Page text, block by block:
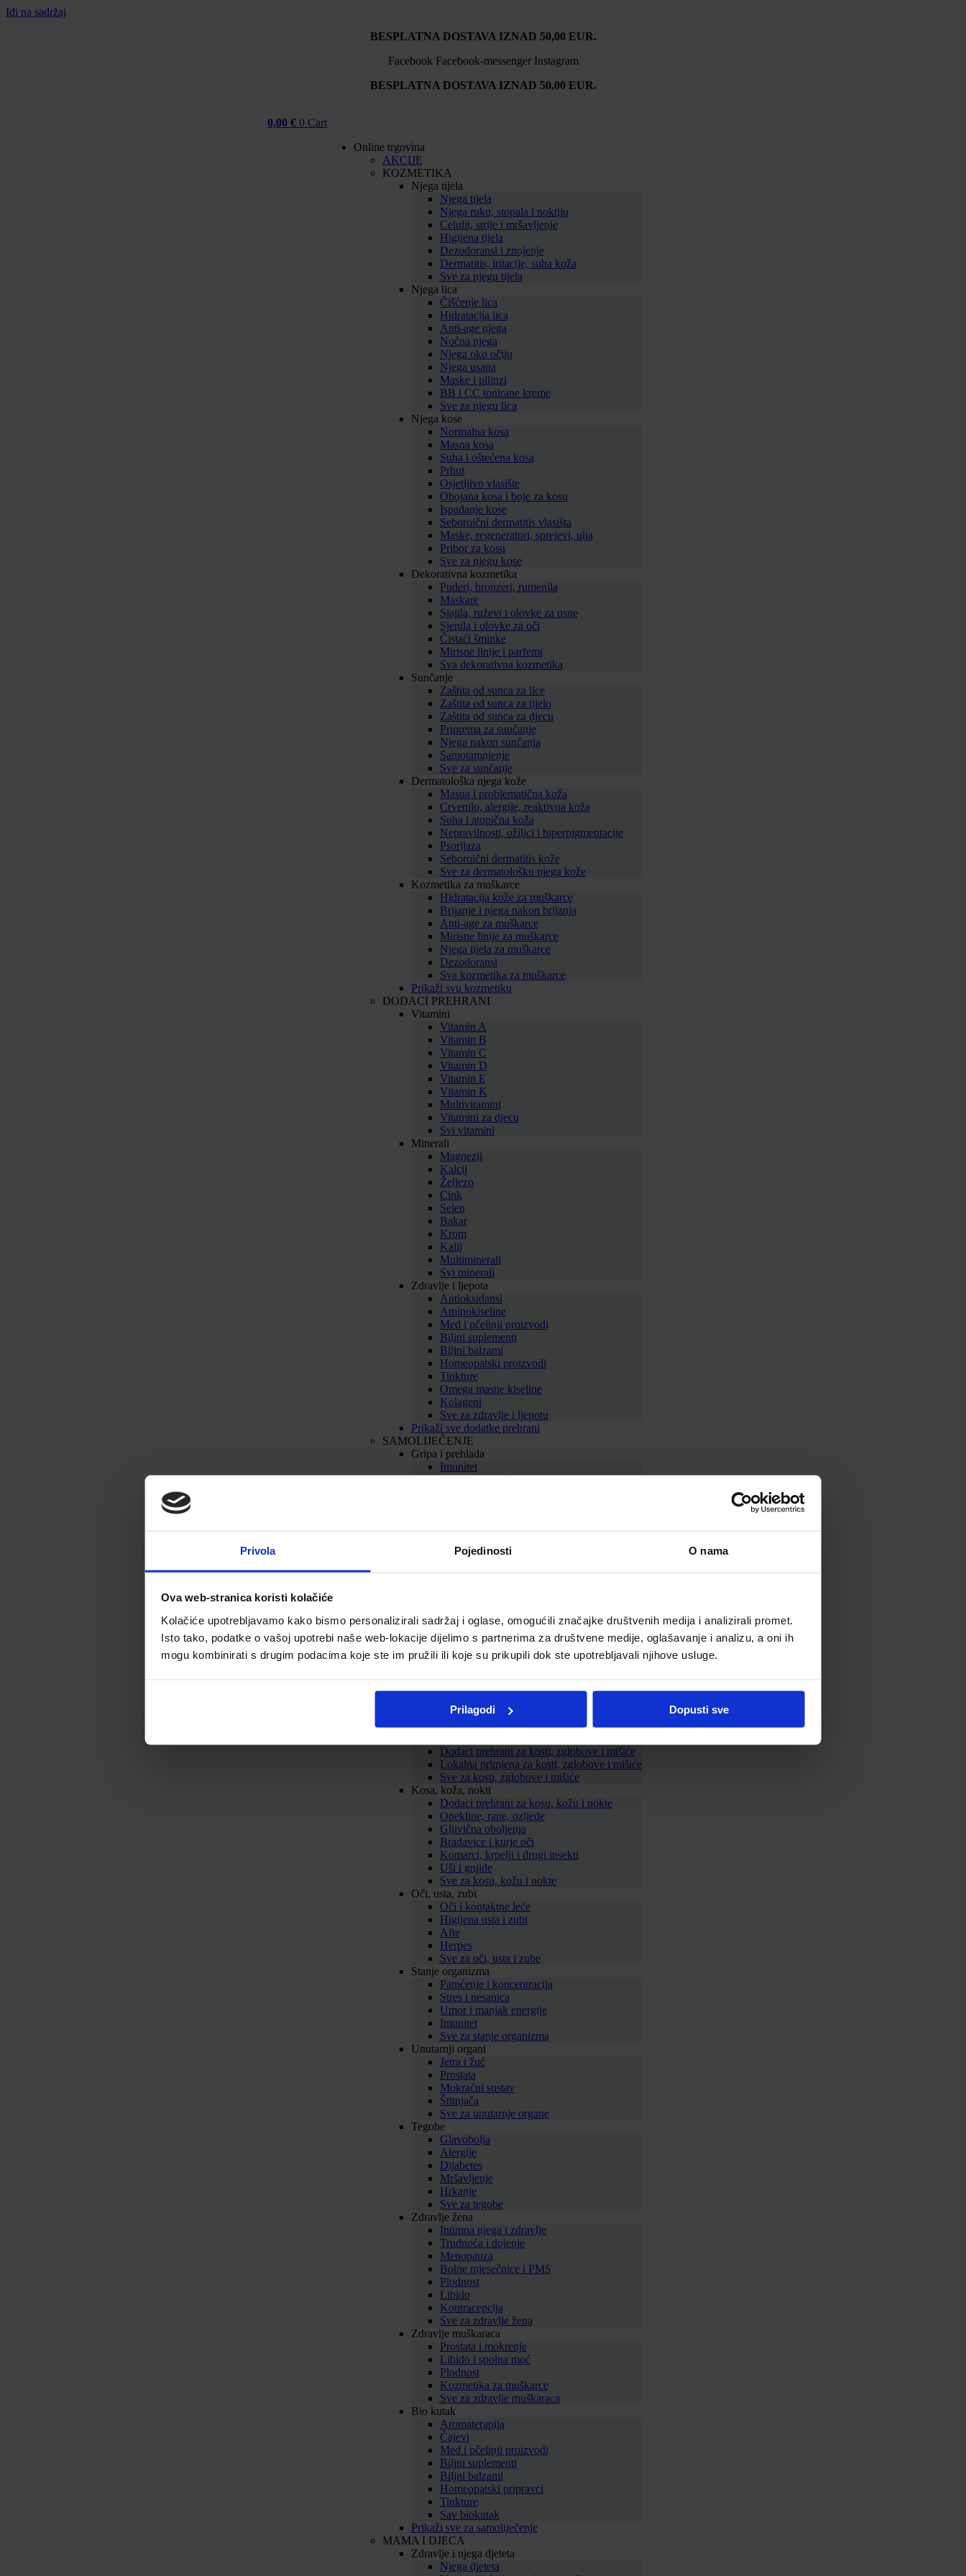
Privola Pojedinosti O nama
Ova web-stranica koristi kolačiće
Kolačiće upotrebljavamo kako bismo personalizirali sadržaj i oglase, omogućili značajke društvenih medija i analizirali promet.
Isto tako, podatke o vašoj upotrebi naše web-lokacije dijelimo s partnerima za društvene medije, oglašavanje i analizu, a oni ih
mogu kombinirati s drugim podacima koje ste im pružili ili koje su prikupili dok ste upotrebljavali njihove usluge.
Prilagodi Dopusti sve
Idi na sadržaj
BESPLATNA DOSTAVA IZNAD 50,00 EUR.
Facebook Facebook-messenger Instagram
BESPLATNA DOSTAVA IZNAD 50,00 EUR.
0,00 € 0 Cart
Online trgovina
AKCIJE
KOZMETIKA
Njega tijela
Njega tijela
Njega ruku, stopala i noktiju
Celulit, strije i mršavljenje
Higijena tijela
Dezodoransi i znojenje
Dermatitis, iritacije, suha koža
Sve za njegu tijela
Njega lica
Čišćenje lica
Hidratacija lica
Anti-age njega
Noćna njega
Njega oko očiju
Njega usana
Maske i pilinzi
BB i CC tonirane kreme
Sve za njegu lica
Njega kose
Normalna kosa
Masna kosa
Suha i oštećena kosa
Prhut
Osjetljivo vlasište
Obojana kosa i boje za kosu
Ispadanje kose
Seboroični dermatitis vlasišta
Maske, regeneratori, sprejevi, ulja
Pribor za kosu
Sve za njegu kose
Dekorativna kozmetika
Puderi, bronzeri, rumenila
Maskare
Sjajila, ruževi i olovke za usne
Sjenila i olovke za oči
Čistaći šminke
Mirisne linije i parfemi
Sva dekorativna kozmetika
Sunčanje
Zaštita od sunca za lice
Zaštita od sunca za tijelo
Zaštita od sunca za djecu
Priprema za sunčanje
Njega nakon sunčanja
Samotamnjenje
Sve za sunčanje
Dermatološka njega kože
Masna i problematična koža
Crvenilo, alergije, reaktivna koža
Suha i atopična koža
Nepravilnosti, ožiljci i hiperpigmentacije
Psorijaza
Seboroični dermatitis kože
Sve za dermatološku njega kože
Kozmetika za muškarce
Hidratacija kože za muškarce
Brijanje i njega nakon brijanja
Anti-age za muškarce
Mirisne linije za muškarce
Njega tijela za muškarce
Dezodoransi
Sva kozmetika za muškarce
Prikaži svu kozmetiku
DODACI PREHRANI
Vitamini
Vitamin A
Vitamin B
Vitamin C
Vitamin D
Vitamin E
Vitamin K
Multivitamini
Vitamini za djecu
Svi vitamini
Minerali
Magnezij
Kalcij
Željezo
Cink
Selen
Bakar
Krom
Kalij
Multiminerali
Svi minerali
Zdravlje i ljepota
Antioksidansi
Aminokiseline
Med i pčelinji proizvodi
Biljni suplementi
Biljni balzami
Homeopatski proizvodi
Tinkture
Omega masne kiseline
Kolageni
Sve za zdravlje i ljepotu
Prikaži sve dodatke prehrani
SAMOLIJEČENJE
Gripa i prehlada
Imunitet
Bolno grlo i kašalj
Srce
Cirkulacija
Probava
Želučane tegobe
Zatvor
Proljev
ORS
Sve za probavu
Dodaci prehrani za kosti, zglobove i mišiće
Lokalna primjena za kosti, zglobove i mišiće
Sve za kosti, zglobove i mišiće
Kosa, koža, nokti
Dodaci prehrani za kosu, kožu i nokte
Opekline, rane, ozljede
Gljivična oboljenja
Bradavice i kurje oči
Komarci, krpelji i drugi insekti
Uši i gnjide
Sve za kosu, kožu i nokte
Oči, usta, zubi
Oči i kontaktne leće
Higijena usta i zubi
Afte
Herpes
Sve za oči, usta i zube
Stanje organizma
Pamćenje i koncentracija
Stres i nesanica
Umor i manjak energije
Imunitet
Sve za stanje organizma
Unutarnji organi
Jetra i žuć
Prostata
Mokraćni sustav
Štitnjača
Sve za unutarnje organe
Tegobe
Glavobolja
Alergije
Dijabetes
Mršavljenje
Hrkanje
Sve za tegobe
Zdravlje žena
Intimna njega i zdravlje
Trudnoća i dojenje
Menopauza
Bolne mjesečnice i PMS
Plodnost
Libido
Kontracepcija
Sve za zdravlje žena
Zdravlje muškaraca
Prostata i mokrenje
Libido i spolna moć
Plodnost
Kozmetika za muškarce
Sve za zdravlje muškaraca
Bio kutak
Aromaterapija
Čajevi
Med i pčelinji proizvodi
Biljni suplementi
Biljni balzami
Homeopatski pripravci
Tinkture
Sav biokutak
Prikaži sve za samoliječenje
MAMA I DJECA
Zdravlje i njega djeteta
Njega djeteta